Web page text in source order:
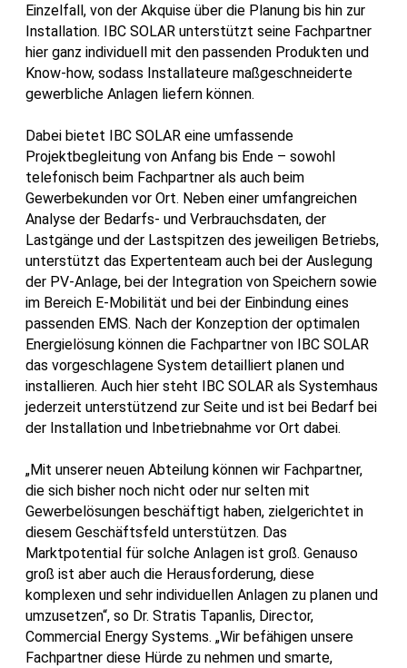
Einzelfall, von der Akquise über die Planung bis hin zur
Installation. IBC SOLAR unterstützt seine Fachpartner
hier ganz individuell mit den passenden Produkten und
Know-how, sodass Installateure maßgeschneiderte
gewerbliche Anlagen liefern können.
Dabei bietet IBC SOLAR eine umfassende
Projektbegleitung von Anfang bis Ende – sowohl
telefonisch beim Fachpartner als auch beim
Gewerbekunden vor Ort. Neben einer umfangreichen
Analyse der Bedarfs- und Verbrauchsdaten, der
Lastgänge und der Lastspitzen des jeweiligen Betriebs,
unterstützt das Expertenteam auch bei der Auslegung
der PV-Anlage, bei der Integration von Speichern sowie
im Bereich E-Mobilität und bei der Einbindung eines
passenden EMS. Nach der Konzeption der optimalen
Energielösung können die Fachpartner von IBC SOLAR
das vorgeschlagene System detailliert planen und
installieren. Auch hier steht IBC SOLAR als Systemhaus
jederzeit unterstützend zur Seite und ist bei Bedarf bei
der Installation und Inbetriebnahme vor Ort dabei.
„Mit unserer neuen Abteilung können wir Fachpartner,
die sich bisher noch nicht oder nur selten mit
Gewerbelösungen beschäftigt haben, zielgerichtet in
diesem Geschäftsfeld unterstützen. Das
Marktpotential für solche Anlagen ist groß. Genauso
groß ist aber auch die Herausforderung, diese
komplexen und sehr individuellen Anlagen zu planen und
umzusetzen“, so Dr. Stratis Tapanlis, Director,
Commercial Energy Systems. „Wir befähigen unsere
Fachpartner diese Hürde zu nehmen und smarte,